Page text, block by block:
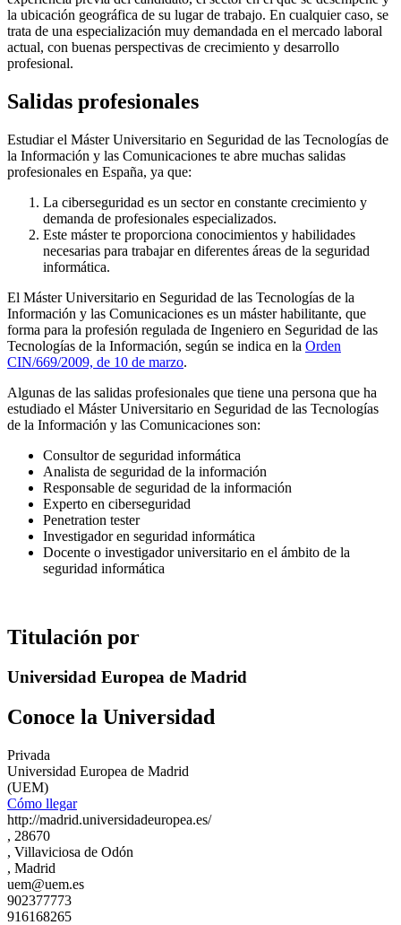
la ubicación geográfica de su lugar de trabajo. En cualquier caso, se
trata de una especialización muy demandada en el mercado laboral
actual, con buenas perspectivas de crecimiento y desarrollo
profesional.
Salidas profesionales
Estudiar el Máster Universitario en Seguridad de las Tecnologías de
la Información y las Comunicaciones te abre muchas salidas
profesionales en España, ya que:
La ciberseguridad es un sector en constante crecimiento y
demanda de profesionales especializados.
Este máster te proporciona conocimientos y habilidades
necesarias para trabajar en diferentes áreas de la seguridad
informática.
El Máster Universitario en Seguridad de las Tecnologías de la
Información y las Comunicaciones es un máster habilitante, que
forma para la profesión regulada de Ingeniero en Seguridad de las
Tecnologías de la Información, según se indica en la Orden
CIN/669/2009, de 10 de marzo.
Algunas de las salidas profesionales que tiene una persona que ha
estudiado el Máster Universitario en Seguridad de las Tecnologías
de la Información y las Comunicaciones son:
Consultor de seguridad informática
Analista de seguridad de la información
Responsable de seguridad de la información
Experto en ciberseguridad
Penetration tester
Investigador en seguridad informática
Docente o investigador universitario en el ámbito de la
seguridad informática
Titulación por
Universidad Europea de Madrid
Conoce la Universidad
Privada
Universidad Europea de Madrid
(UEM)
Cómo llegar
http://madrid.universidadeuropea.es/
, 28670
, Villaviciosa de Odón
, Madrid
uem@uem.es
902377773
916168265